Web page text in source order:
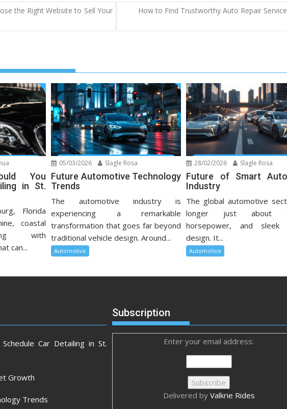
the Right Website to Sell Your
How to Find Trustworthy Auto Repair
You
in St.
Florida
coastal
with
can...
05/03/2026 Slagle Rosa
Future Automotive Technology
Trends
The automotive industry is
experiencing a remarkable
transformation that goes far beyond
traditional vehicle design. Around...
Automotive
28/02/2026 Slagle Rosa
Future of Smart
Industry
The global automotive
longer just about
horsepower, and sleek
design. It...
Automotive
Car Detailing in St.
Growth
Trends
Subscription
Enter your email address:
Delivered by Valkrie Rides